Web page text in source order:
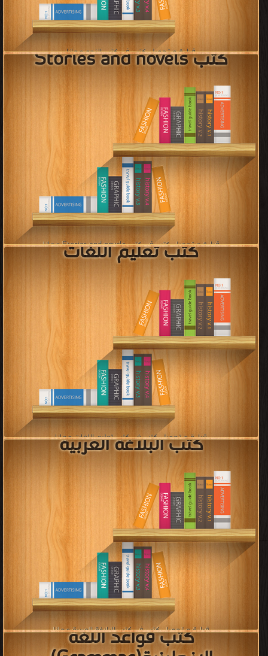
كتب الإملاء
قراءة و تحميل كتب في كتب الإملاء مجانا
[ 30 كتاب/كتب ]
كتب اللغات وعلومها
قراءة و تحميل كتب في كتب اللغات وعلومها مجانا
[ 25 كتاب/كتب ]
كتب صوتيات Phonetics
قراءة و تحميل كتب في كتب صوتيات Phonetics مجانا
[ 10 كتاب/كتب ]
كتب Short Stories for
Childrenقراءة و تحميل كتب في كتب Short Stories for Children مجانا
[ 126 كتاب/كتب ]